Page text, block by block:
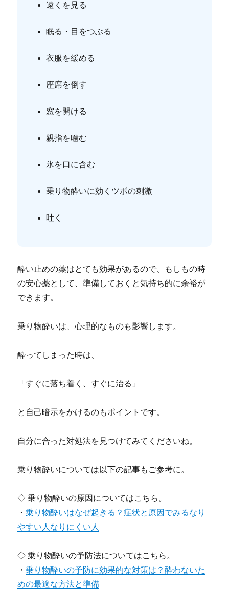
遠くを見る
眠る・目をつぶる
衣服を緩める
座席を倒す
窓を開ける
親指を噛む
氷を口に含む
乗り物酔いに効くツボの刺激
吐く
酔い止めの薬はとても効果があるので、もしもの時
の安心薬として、準備しておくと気持ち的に余裕が
できます。
乗り物酔いは、心理的なものも影響します。
酔ってしまった時は、
「すぐに落ち着く、すぐに治る」
と自己暗示をかけるのもポイントです。
自分に合った対処法を見つけてみてくださいね。
乗り物酔いについては以下の記事もご参考に。
◇ 乗り物酔いの原因についてはこちら。
・乗り物酔いはなぜ起きる？症状と原因でみるなり
やすい人なりにくい人
◇ 乗り物酔いの予防法についてはこちら。
・乗り物酔いの予防に効果的な対策は？酔わないた
めの最適な方法と準備